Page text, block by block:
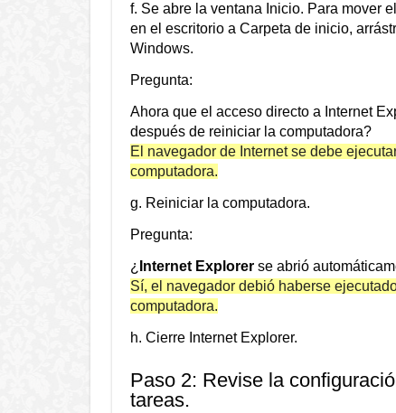
f. Se abre la ventana Inicio. Para mover
en el escritorio a Carpeta de inicio,
Windows.
Pregunta:
Ahora que el acceso directo a Internet
después de reiniciar la computadora?
El navegador de Internet se debe
computadora.
g. Reiniciar la computadora.
Pregunta:
¿ Internet Explorerse abrió
Sí, el navegador debió haberse
computadora.
h. Cierre Internet Explorer.
Paso 2: Revise la
tareas.